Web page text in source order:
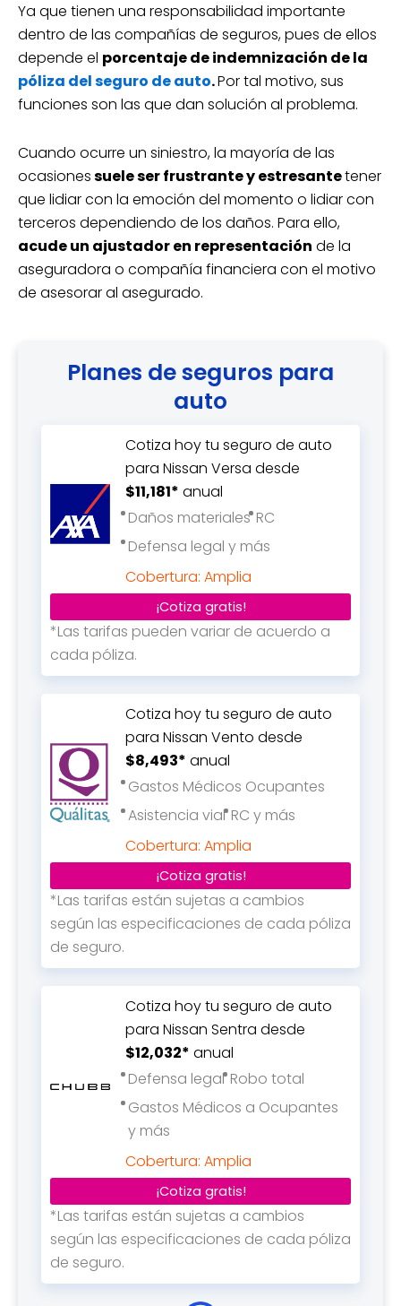
Ya que tienen una responsabilidad importante
dentro de las compañías de seguros, pues de ellos
depende el porcentaje de indemnización de la
póliza del seguro de auto.Por tal motivo, sus
funciones son las que dan solución al problema.
Cuando ocurre un siniestro, la mayoría de las
ocasionessuele ser frustrante y estresantetener
que lidiar con la emoción del momento o lidiar con
terceros dependiendo de los daños. Para ello,
acude un ajustador en representación de la
aseguradora o compañía financiera con el motivo
de asesorar al asegurado.
Planes de seguros para
auto
Cotiza hoy tu seguro de auto
para Nissan Versa desde
$11,181* anual
Daños materiales RC
Defensa legal y más
Cobertura: Amplia
¡Cotiza gratis!
*Las tarifas pueden variar de acuerdo a
cada póliza.
Cotiza hoy tu seguro de auto
para Nissan Vento desde
$8,493* anual
Gastos Médicos Ocupantes
Asistencia vial RC y más
Cobertura: Amplia
¡Cotiza gratis!
*Las tarifas están sujetas a cambios
según las especificaciones de cada póliza
de seguro.
Cotiza hoy tu seguro de auto
para Nissan Sentra desde
$12,032* anual
Defensa legal Robo total
Gastos Médicos a Ocupantes
y más
Cobertura: Amplia
¡Cotiza gratis!
*Las tarifas están sujetas a cambios
según las especificaciones de cada póliza
de seguro.